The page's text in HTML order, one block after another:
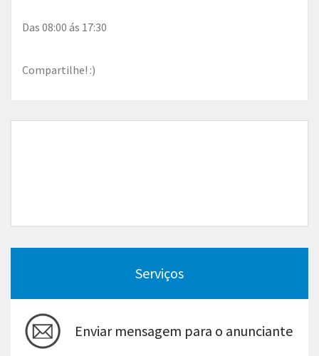
Das 08:00 ás 17:30
Compartilhe! :)
Serviços
Enviar mensagem para o anunciante